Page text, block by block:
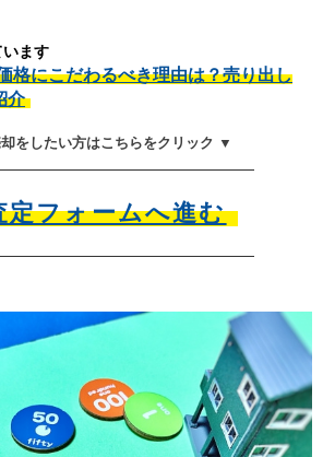
ます
格にこだわるべき理由は？売り出し
介
をしたい方はこちらをクリック ▼
定フォームへ進む